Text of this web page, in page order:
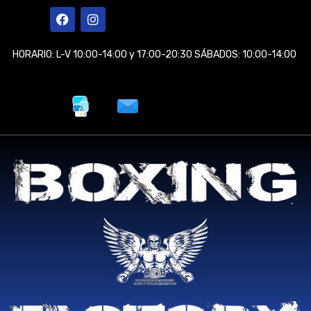
F
a
e
b
I
n
t
a
HORARIO: L-V 10:00-14:00 y 17:00-20:30 SÁBADOS: 10:00-14:00